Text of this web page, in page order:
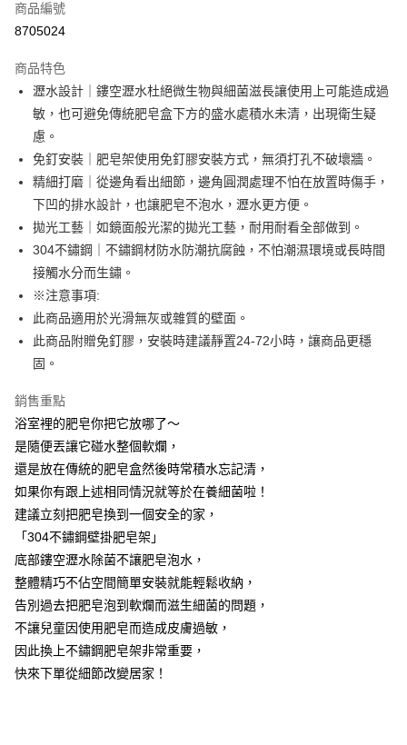
超商取貨付款
Apple Pay
街口支付
悠遊付
AFTEE先享後付
相關說明
【關於「AFTEE先享後付」】
AFTEE先享後付是「在收到商品之後才付款」的支付方式。 讓您購物簡單
１．簡單：不需註冊會員、不需綁卡、不需儲值。
２．便利：只要手機號碼，簡訊認證，即可結帳。
３．安心：先確認商品／服務後，再付款。
【「AFTEE先享後付」結帳流程】
１．於結帳方式選擇「AFTEE先享後付」後，將跳轉至「AFTEE先享後付」
２．訂單成立數日內，您將收到繳費通知簡訊。
３．收到繳費通知簡訊後14天內，點擊此簡訊中的連結，可透過四大超商／
ATM／網路銀行／等多元方式進行付款，方視為交易完成。
※ 請注意：結帳手續完成當下不需立刻繳費，但若您需要取消訂單，請聯絡
後付繳納相關費用。
※ 交易是否成功請以「AFTEE先享後付 」之結帳頁面顯示為準，若有關於
是否繳費成功／繳費後需取消欲退款等相關疑問，請聯繫「AFTEE先享後付
客戶支援中心」https://netprotections.freshdesk.com/support/home
【注意事項】
１．透過由恩沛科技股份有限公司提供之「AFTEE先享後付」服務完成之交
易，需依本服務之必要範圍內提供個人資料，並將交易相關給付款項請求債
權轉讓予恩沛科技股份有限公司。
２．關於個人資料處理事宜，請瀏覽以下網址：
３．未成年的使用者請事先徵得法定代理人或監護人之同意方可使用
「AFTEE先享後付」，若未經同意申辦者引起之損失，本公司不負相關責
ATM付款
運送方式
全家取貨付款
每筆NT$60，滿NT$499(含以上)免運費
每筆NT$60，滿NT$499(含以上)免運費
7-11取貨(快速到店)
宅配
每筆NT$100，滿NT$799(含以上)免運費
離島宅配
每筆NT$150
商品編號
8705024
商品特色
瀝水設計｜鏤空瀝水杜絕微生物與細菌滋長讓使用上可能造成過
敏，也可避免傳統肥皂盒下方的盛水處積水未清，出現衛生疑
慮。
免釘安裝｜肥皂架使用免釘膠安裝方式，無須打孔不破壞牆。
精細打磨｜從邊角看出細節，邊角圓潤處理不怕在放置時傷手，
下凹的排水設計，也讓肥皂不泡水，瀝水更方便。
拋光工藝｜如鏡面般光潔的拋光工藝，耐用耐看全部做到。
304不鏽鋼｜不鏽鋼材防水防潮抗腐蝕，不怕潮濕環境或長時間
接觸水分而生鏽。
※注意事項:
此商品適用於光滑無灰或雜質的壁面。
此商品附贈免釘膠，安裝時建議靜置24-72小時，讓商品更穩
固。
銷售重點
浴室裡的肥皂你把它放哪了～
是隨便丟讓它碰水整個軟爛，
還是放在傳統的肥皂盒然後時常積水忘記清，
如果你有跟上述相同情況就等於在養細菌啦！
建議立刻把肥皂換到一個安全的家，
「304不鏽鋼壁掛肥皂架」
底部鏤空瀝水除菌不讓肥皂泡水，
整體精巧不佔空間簡單安裝就能輕鬆收納，
告別過去把肥皂泡到軟爛而滋生細菌的問題，
不讓兒童因使用肥皂而造成皮膚過敏，
因此換上不鏽鋼肥皂架非常重要，
快來下單從細節改變居家！